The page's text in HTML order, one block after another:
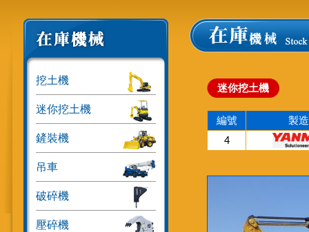
挖土機
迷你挖土機
鏟裝機
吊車
破碎機
壓碎機
迷你挖土機
編號
製
4